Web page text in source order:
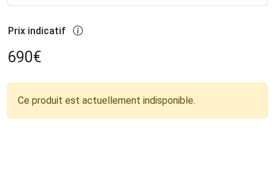
Prix indicatif
690€
Ce produit est actuellement indisponible.